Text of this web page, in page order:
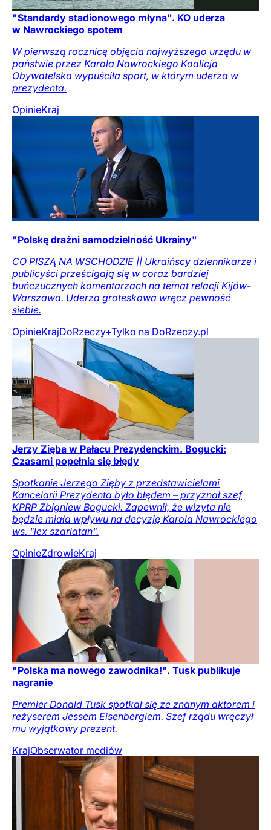
"Standardy stadionowego młyna". KO uderza
w Nawrockiego spotem
W pierwszą rocznicę objęcia najwyższego urzędu w
państwie przez Karola Nawrockiego Koalicja
Obywatelska wypuściła sport, w którym uderza w
prezydenta.
OpinieKraj
"Polskę drażni samodzielność Ukrainy"
CO PISZĄ NA WSCHODZIE || Ukraińscy dziennikarze i
publicyści prześcigają się w coraz bardziej
buńczucznych komentarzach na temat relacji Kijów-
Warszawa. Uderza groteskowa wręcz pewność
siebie.
OpinieKrajDoRzeczy+Tylko na DoRzeczy.pl
Jerzy Zięba w Pałacu Prezydenckim. Bogucki:
Czasami popełnia się błędy
Spotkanie Jerzego Zięby z przedstawicielami
Kancelarii Prezydenta było błędem – przyznał szef
KPRP Zbigniew Bogucki. Zapewnił, że wizyta nie
będzie miała wpływu na decyzję Karola Nawrockiego
ws. "lex szarlatan".
OpinieZdrowieKraj
"Polska ma nowego zawodnika!". Tusk publikuje
nagranie
Premier Donald Tusk spotkał się ze znanym aktorem i
reżyserem Jessem Eisenbergiem. Szef rządu wręczył
mu wyjątkowy prezent.
KrajObserwator mediów